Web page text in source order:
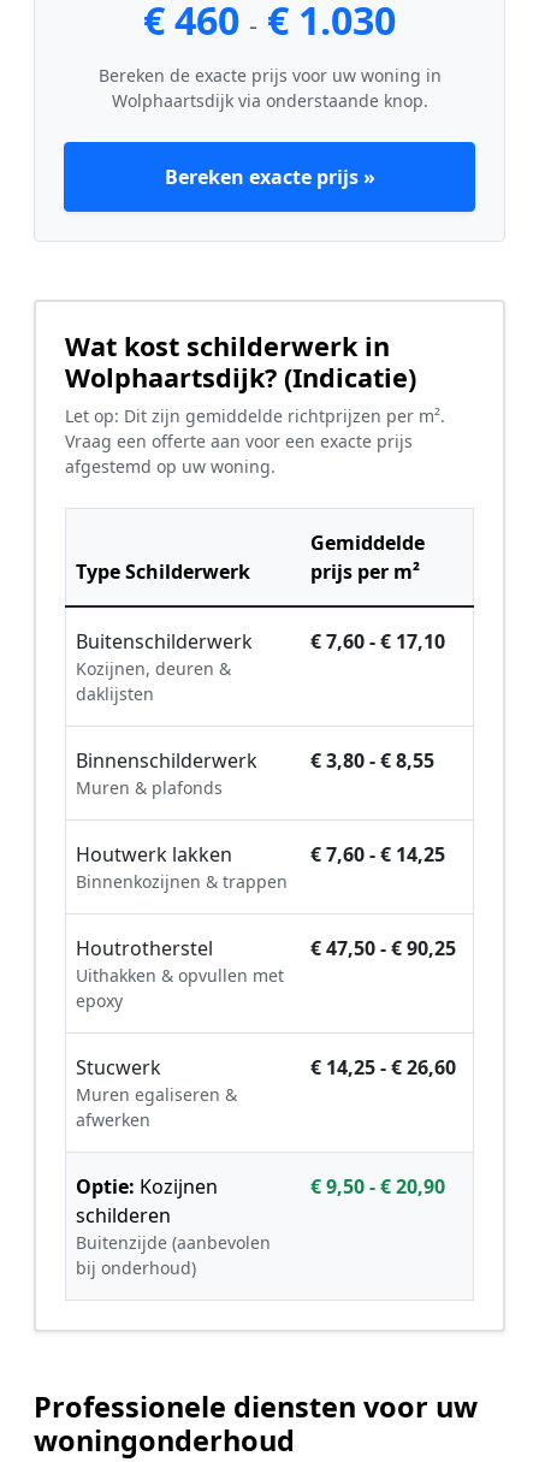
€ 460 - € 1.030
Bereken de exacte prijs voor uw woning in
Wolphaartsdijk via onderstaande knop.
Bereken exacte prijs »
Wat kost schilderwerk in
Wolphaartsdijk? (Indicatie)
Let op: Dit zijn gemiddelde richtprijzen per m².
Vraag een offerte aan voor een exacte prijs
afgestemd op uw woning.
Type Schilderwerk
Gemiddelde
prijs per m²
Buitenschilderwerk
Kozijnen, deuren &
daklijsten
€ 7,60 - € 17,10
Binnenschilderwerk
Muren & plafonds
€ 3,80 - € 8,55
Houtwerk lakken
Binnenkozijnen & trappen
€ 7,60 - € 14,25
Houtrotherstel
Uithakken & opvullen met
epoxy
€ 47,50 - € 90,25
Stucwerk
Muren egaliseren &
afwerken
€ 14,25 - € 26,60
Optie: Kozijnen
schilderen
Buitenzijde (aanbevolen
bij onderhoud)
€ 9,50 - € 20,90
Professionele diensten voor uw
woningonderhoud